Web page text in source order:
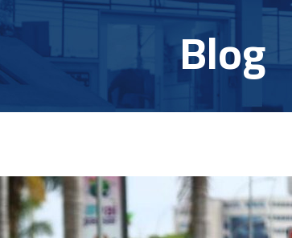
Blog